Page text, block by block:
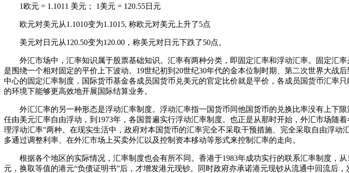
1欧元 = 1.1011 美元； 1美元 = 120.55日元
欧元对美元从1.1010变为1.1015, 称欧元对美元上升了5点
美元对日元从120.50变为120.00，称美元对日元下跌了50点。
外汇市场中，汇率知识属于股票基础知识。汇率有两种分类，即固定汇率和浮动汇率。固定汇
是围绕一个相对固定的平价上下波动。19世纪初到20世纪30年代的金本位制时期、第二次世界大战
中心的固定汇率制度，国际货币基金各成员国货币兑美元的官定比价就是平价，各成员国货币汇率
的环境下能够更高效地开展国际结算业务。
外汇汇率的另一种形态是浮动汇率制度。浮动汇率指一国货币同他国货币的兑换比率没有上下
任由美元汇率自由浮动，到1973年，各国普遍实行浮动汇率制度。也正是从那时开始，外汇市场
理浮动汇率"两种。在现实生活中，政府对本国货币的汇率完全不采取干预措施、完全采取自由浮
多通过调整利率、在外汇市场上买卖外汇以及控制资本移动等形式来控制汇率的走向。
根据各个地区的实际情况，汇率制度也会有所不同。香港于1983年成功实行的联系汇率制度，
元，换取等值的港元“负债证明书”后，才增发港元现钞。同时政府亦承诺港元现钞从流通中回流后